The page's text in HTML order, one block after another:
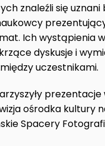
znaleźli się uznani
Ich wystąpienia
dyskusje i
uczestnikami.
ośrodka kultury
Spacery